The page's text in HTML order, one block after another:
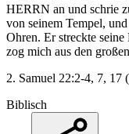
HERRN an und schrie
von seinem Tempel,
Ohren. Er streckte
zog mich aus den
2. Samuel 22:2-4, 7, 17
Biblisch